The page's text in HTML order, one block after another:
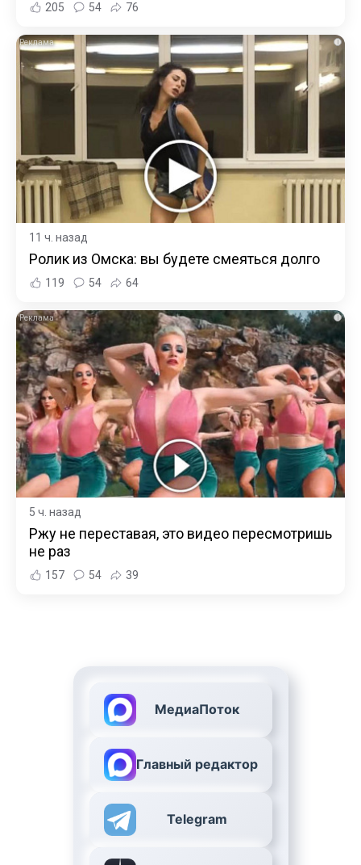
205 54 76
i
11 ч. назад
Ролик из Омска: вы будете смеяться долго
119 54 64
i
5 ч. назад
Ржу не переставая, это видео пересмотришь
не раз
157 54 39
МедиаПоток
Главный редактор
Telegram